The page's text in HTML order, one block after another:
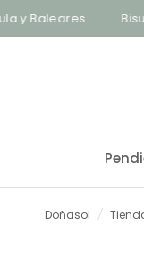
Bisutería
Doñasol /